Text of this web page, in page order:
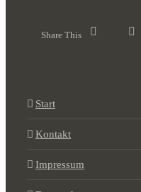
Share This
Start
Kontakt
Impressum